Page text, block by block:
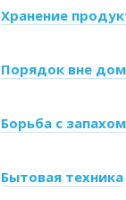
Хранение
Порядок вне
Борьба с запахом
Бытовая техника